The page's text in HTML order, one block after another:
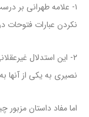
۱- علامه طهرانی بر
نکردن عبارات فتوحات
۲- این استدلال
نصیری به یکی از آنها
اما مفاد داستان